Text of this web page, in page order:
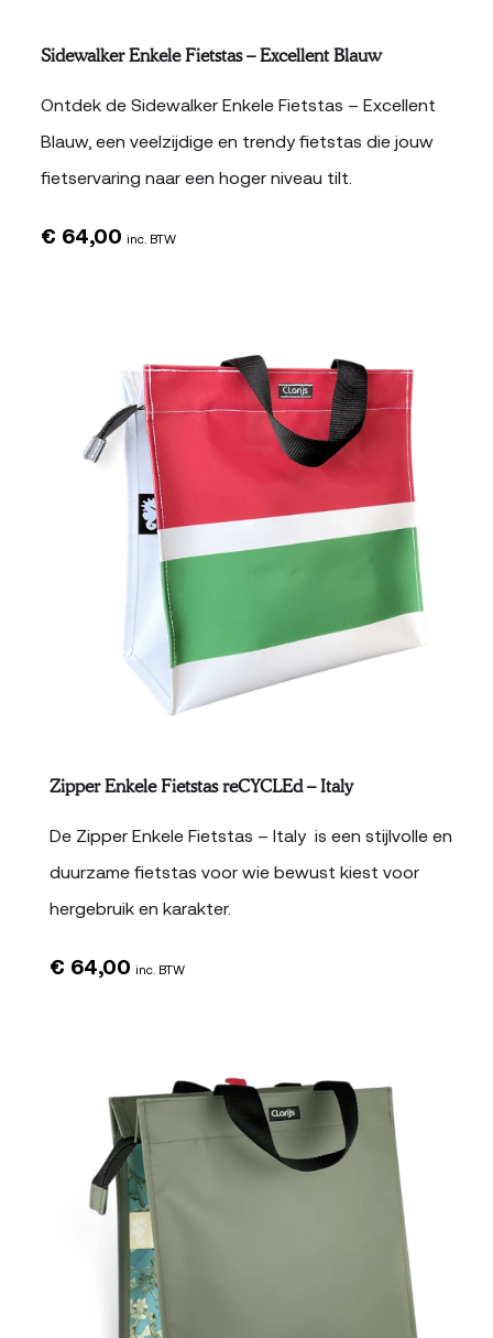
Sidewalker Enkele Fietstas – Excellent Blauw
Ontdek de Sidewalker Enkele Fietstas – Excellent
Blauw, een veelzijdige en trendy fietstas die jouw
fietservaring naar een hoger niveau tilt.
€ 64,00 inc. BTW
Zipper Enkele Fietstas reCYCLEd – Italy
De Zipper Enkele Fietstas – Italy is een stijlvolle en
duurzame fietstas voor wie bewust kiest voor
hergebruik en karakter.
€ 64,00 inc. BTW